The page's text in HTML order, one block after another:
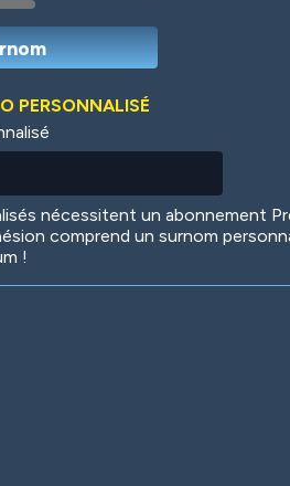
PERSONNALISÉ
nécessitent un abonnement
comprend un surnom
!